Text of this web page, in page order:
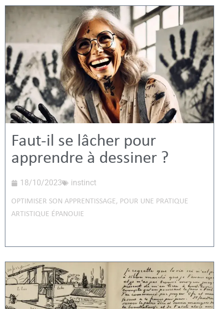
Faut-il se lâcher pour
apprendre à dessiner ?
18/10/2023 instinct
OPTIMISER SON APPRENTISSAGE, POUR UNE PRATIQUE
ARTISTIQUE ÉPANOUIE